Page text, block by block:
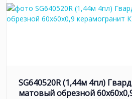
SG640520R (1,44м 4пл)
матовый обрезной